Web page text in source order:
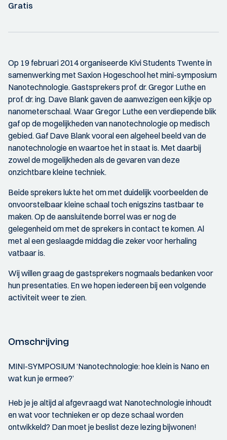
Gratis
Op 19 februari 2014 organiseerde Kivi Students Twente in
samenwerking met Saxion Hogeschool het mini-symposium
Nanotechnologie. Gastsprekers prof. dr. Gregor Luthe en
prof. dr. ing. Dave Blank gaven de aanwezigen een kijkje op
nanometerschaal. Waar Gregor Luthe een verdiepende blik
gaf op de mogelijkheden van nanotechnologie op medisch
gebied. Gaf Dave Blank vooral een algeheel beeld van de
nanotechnologie en waartoe het in staat is. Met daarbij
zowel de mogelijkheden als de gevaren van deze
onzichtbare kleine techniek.
Beide sprekers lukte het om met duidelijk voorbeelden de
onvoorstelbaar kleine schaal toch enigszins tastbaar te
maken. Op de aansluitende borrel was er nog de
gelegenheid om met de sprekers in contact te komen. Al
met al een geslaagde middag die zeker voor herhaling
vatbaar is.
Wij willen graag de gastsprekers nogmaals bedanken voor
hun presentaties. En we hopen iedereen bij een volgende
activiteit weer te zien.
Omschrijving
MINI-SYMPOSIUM ‘Nanotechnologie: hoe klein is Nano en
wat kun je ermee?’
Heb je je altijd al afgevraagd wat Nanotechnologie inhoudt
en wat voor technieken er op deze schaal worden
ontwikkeld? Dan moet je beslist deze lezing bijwonen!